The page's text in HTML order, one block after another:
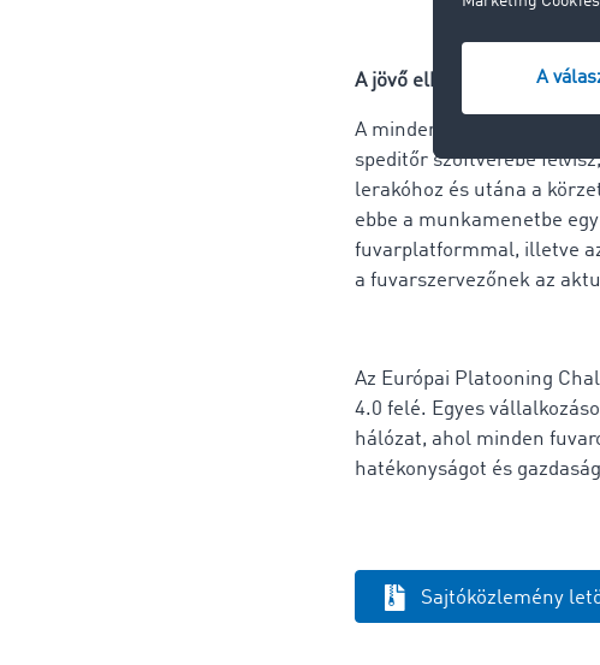
A jövő elkezdődött
A mindennapi
speditőr szoftverébe
lerakóhoz és utána a
ebbe a munkamenetbe
fuvarplatformmal, illetve
a fuvarszervezőnek az
Az Európai Platooning
4.0 felé. Egyes
hálózat, ahol minden
hatékonyságot és
Sajtóközlemény